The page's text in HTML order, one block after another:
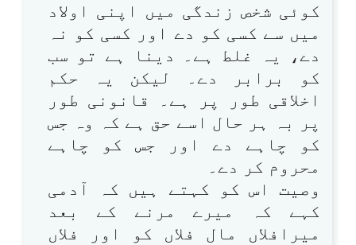
کوئی شخص زندگی میں اپنی اولاد
میں سے کسی کو دے اور کسی کو نہ
دے، یہ غلط ہے۔ دینا ہے تو سب
کو برابر دے۔ لیکن یہ حکم
اخلاقی طور پر ہے۔ قانونی طور
پر بہ ہر حال اسے حق ہے کہ وہ جس
کو چاہے دے اور جس کو چاہے
محروم کر دے۔
وصیت اس کو کہتے ہیں کہ آدمی
کہے کہ میرے مرنے کے بعد
میرافلاں مال فلاں کو اور فلاں